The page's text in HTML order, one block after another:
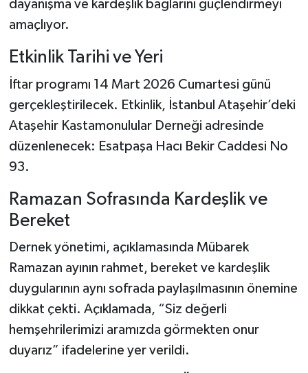
dayanışma ve kardeşlik bağlarını güçlendirmeyi
amaçlıyor.
Etkinlik Tarihi ve Yeri
İftar programı 14 Mart 2026 Cumartesi günü
gerçekleştirilecek. Etkinlik, İstanbul Ataşehir’deki
Ataşehir Kastamonulular Derneği adresinde
düzenlenecek: Esatpaşa Hacı Bekir Caddesi No
93.
Ramazan Sofrasında Kardeşlik ve
Bereket
Dernek yönetimi, açıklamasında Mübarek
Ramazan ayının rahmet, bereket ve kardeşlik
duygularının aynı sofrada paylaşılmasının önemine
dikkat çekti. Açıklamada, “Siz değerli
hemşehrilerimizi aramızda görmekten onur
duyarız” ifadelerine yer verildi.
Seydiler Haberleri
Taşköprü Haberleri
Tosya Haberleri
Karadeniz Haberleri
Teknoloji Haberleri
Dünya Haberleri
Yerel Haberler
Haber Arşivi